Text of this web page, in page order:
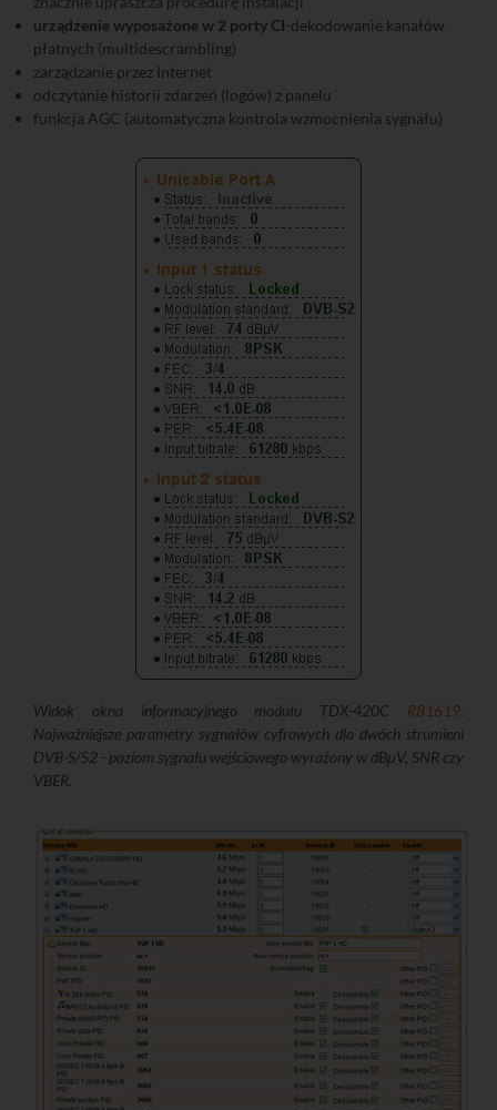
urządzenie wyposażone w 2 porty CI-dekodowanie kanałów
płatnych (multidescrambling)
zarządzanie przez Internet
odczytanie historii zdarzeń (logów) z panelu
funkcja AGC (automatyczna kontrola wzmocnienia sygnału)
Widok okna informacyjnego modułu TDX-420C R81619.
Najważniejsze parametry sygnałów cyfrowych dla dwóch strumieni
DVB-S/S2 - poziom sygnału wejściowego wyrażony w dBμV, SNR czy
VBER.